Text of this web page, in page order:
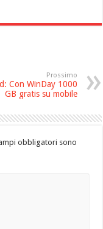
Prossimo
Con WinDay 1000
GB gratis su mobile
obbligatori sono